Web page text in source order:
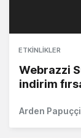
ETKINLIKLER
Webrazzi
indirim
Arden